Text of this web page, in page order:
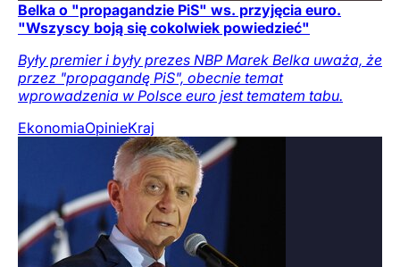
Belka o "propagandzie PiS" ws. przyjęcia euro.
"Wszyscy boją się cokolwiek powiedzieć"
Były premier i były prezes NBP Marek Belka uważa, że
przez "propagandę PiS", obecnie temat
wprowadzenia w Polsce euro jest tematem tabu.
EkonomiaOpinieKraj